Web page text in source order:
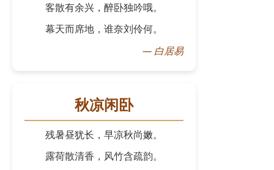
客散有余兴，醉卧独吟哦。
幕天而席地，谁奈刘伶何。
— 白居易
秋凉闲卧
残暑昼犹长，早凉秋尚嫩。
露荷散清香，风竹含疏韵。